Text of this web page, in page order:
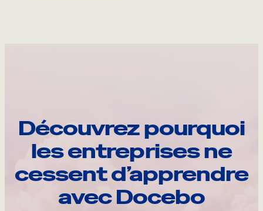
Découvrez pourquoi
les entreprises ne
cessent d’apprendre
avec Docebo